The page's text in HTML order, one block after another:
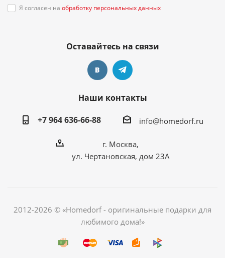
Я согласен на обработку персональных данных
Оставайтесь на связи
Наши контакты
+7 964 636-66-88
info@homedorf.ru
г. Москва,
ул. Чертановская, дом 23А
2012-2026 © «Homedorf - оригинальные подарки для
любимого дома!»